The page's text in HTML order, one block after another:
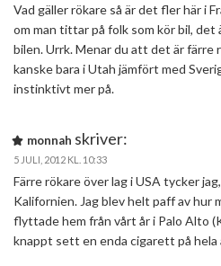
Vad gäller rökare så är det fler här i
om man tittar på folk som kör bil,
bilen. Urrk. Menar du att det är färre
kanske bara i Utah jämfört med
instinktivt mer på.
monnah skriver:
5 JULI, 2012 KL. 10:33
Färre rökare över lag i USA tycker
Kalifornien. Jag blev helt paff av hur
flyttade hem från vårt år i Palo Alto
knappt sett en enda cigarett på hela